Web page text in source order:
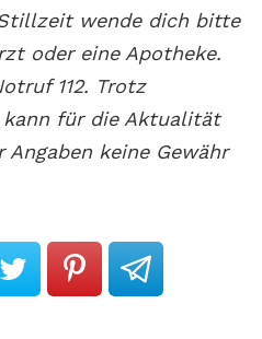
wende dich bitte
oder eine Apotheke.
112. Trotz
kann für die Aktualität
keine Gewähr